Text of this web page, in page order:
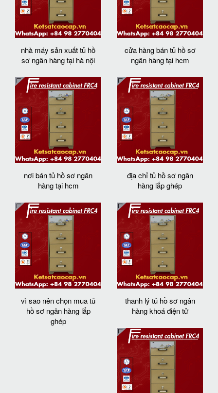
nhà máy sản xuất tủ hồ
sơ ngân hàng tại hà nội
cửa hàng bán tủ hồ sơ
ngân hàng tại hcm
nơi bán tủ hồ sơ ngân
hàng tại hcm
địa chỉ tủ hồ sơ ngân
hàng lắp ghép
vì sao nên chọn mua tủ
hồ sơ ngân hàng lắp
ghép
thanh lý tủ hồ sơ ngân
hàng khoá điện tử